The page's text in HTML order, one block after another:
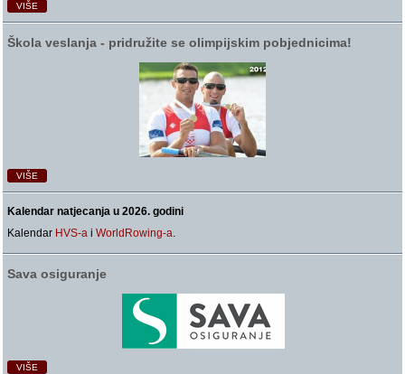
VIŠE
Škola veslanja ‑ pridružite se olimpijskim pobjednicima!
VIŠE
Kalendar natjecanja u 2026. godini
Kalendar HVS-a iWorldRowing-a.
Sava osiguranje
VIŠE